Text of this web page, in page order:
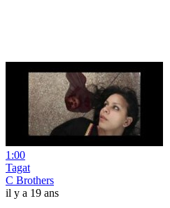
1:00
Tagat
C Brothers
il y a 19 ans